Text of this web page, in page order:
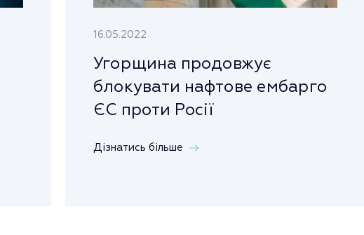
16.05.2022
Угорщина продовжує
блокувати нафтове ембарго
ЄС проти Росії
Дізнатись більше